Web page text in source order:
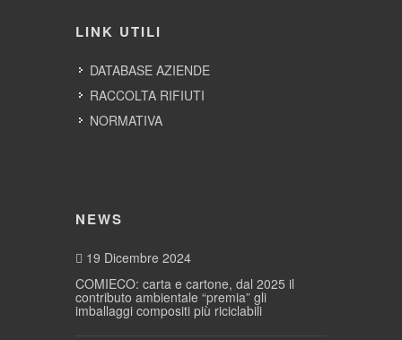
LINK UTILI
DATABASE AZIENDE
RACCOLTA RIFIUTI
NORMATIVA
NEWS
19 Dicembre 2024
COMIECO: carta e cartone, dal 2025 il
contributo ambientale “premia” gli
imballaggi compositi più riciclabili